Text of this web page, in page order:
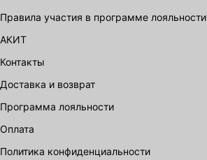
Правила участия в программе лояльности
АКИТ
Контакты
Доставка и возврат
Программа лояльности
Оплата
Политика конфиденциальности